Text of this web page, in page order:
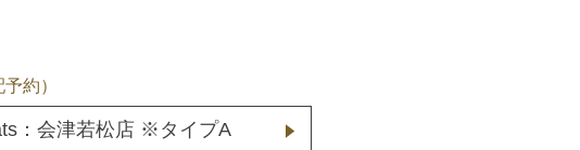
約）
：会津若松店 ※タイプA